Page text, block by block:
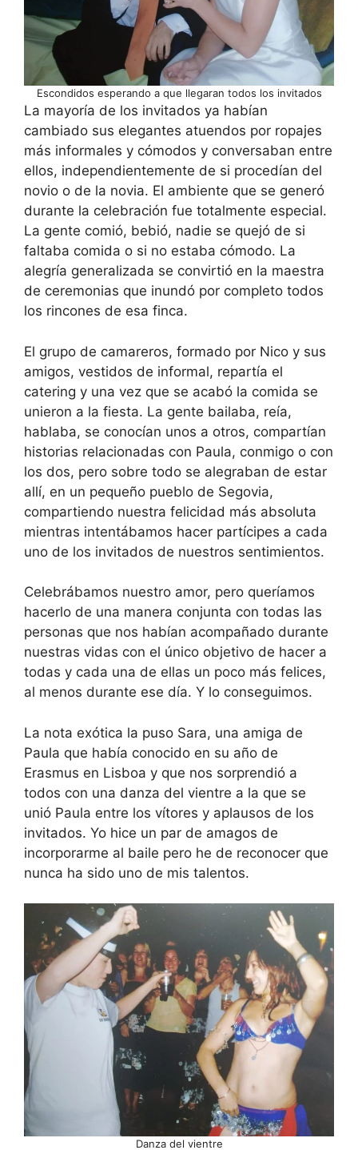
Escondidos esperando a que llegaran todos los invitados
La mayoría de los invitados ya habían
cambiado sus elegantes atuendos por ropajes
más informales y cómodos y conversaban entre
ellos, independientemente de si procedían del
novio o de la novia. El ambiente que se generó
durante la celebración fue totalmente especial.
La gente comió, bebió, nadie se quejó de si
faltaba comida o si no estaba cómodo. La
alegría generalizada se convirtió en la maestra
de ceremonias que inundó por completo todos
los rincones de esa finca.
El grupo de camareros, formado por Nico y sus
amigos, vestidos de informal, repartía el
catering y una vez que se acabó la comida se
unieron a la fiesta. La gente bailaba, reía,
hablaba, se conocían unos a otros, compartían
historias relacionadas con Paula, conmigo o con
los dos, pero sobre todo se alegraban de estar
allí, en un pequeño pueblo de Segovia,
compartiendo nuestra felicidad más absoluta
mientras intentábamos hacer partícipes a cada
uno de los invitados de nuestros sentimientos.
Celebrábamos nuestro amor, pero queríamos
hacerlo de una manera conjunta con todas las
personas que nos habían acompañado durante
nuestras vidas con el único objetivo de hacer a
todas y cada una de ellas un poco más felices,
al menos durante ese día. Y lo conseguimos.
La nota exótica la puso Sara, una amiga de
Paula que había conocido en su año de
Erasmus en Lisboa y que nos sorprendió a
todos con una danza del vientre a la que se
unió Paula entre los vítores y aplausos de los
invitados. Yo hice un par de amagos de
incorporarme al baile pero he de reconocer que
nunca ha sido uno de mis talentos.
Danza del vientre